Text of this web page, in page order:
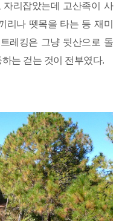
리잡았는데 고산족이 사
리나 뗏목을 타는 등 재미
레킹은 그냥 뒷산으로 돌
는 걷는 것이 전부였다.